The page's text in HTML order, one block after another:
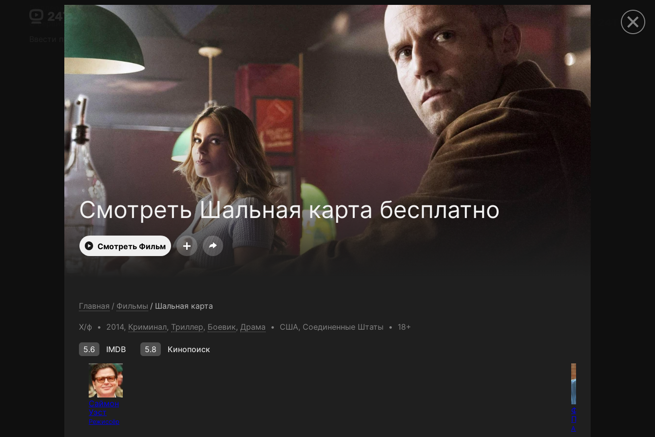
Смотреть Шальная карта бесплатно
Смотреть Фильм
Главная / Фильмы / Шальная карта
Х/ф 2014, Криминал, Триллер, Боевик, Драма США, Соединенные Штаты 18+
5.6 IMDB 5.8 Кинопоиск
Саймон
Уэст
Режиссёр
Фредди
Пул
Актёр
Поддержка:support@24h.tv
Пользовательское соглашение Политика конфиденциальности Для партнёров
Открыть приложение
Установить на ТВ